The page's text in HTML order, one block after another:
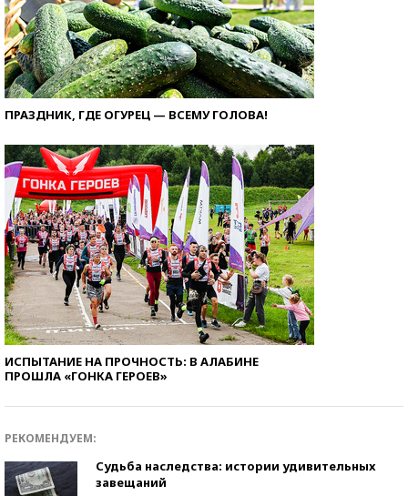
ПРАЗДНИК, ГДЕ ОГУРЕЦ — ВСЕМУ ГОЛОВА!
ИСПЫТАНИЕ НА ПРОЧНОСТЬ: В АЛАБИНЕ
ПРОШЛА «ГОНКА ГЕРОЕВ»
РЕКОМЕНДУЕМ:
Судьба наследства: истории удивительных
завещаний